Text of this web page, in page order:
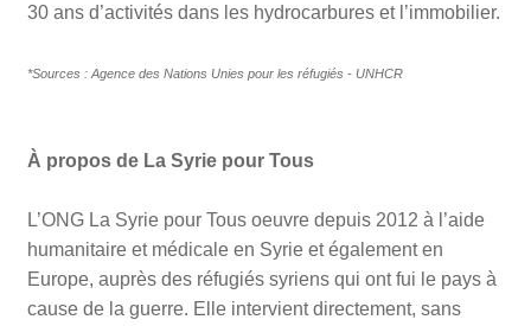
30 ans d’activités dans les hydrocarbures et l’immobilier.
*Sources : Agence des Nations Unies pour les réfugiés - UNHCR
À propos de La Syrie pour Tous
L’ONG La Syrie pour Tous oeuvre depuis 2012 à l’aide
humanitaire et médicale en Syrie et également en
Europe, auprès des réfugiés syriens qui ont fui le pays à
cause de la guerre. Elle intervient directement, sans